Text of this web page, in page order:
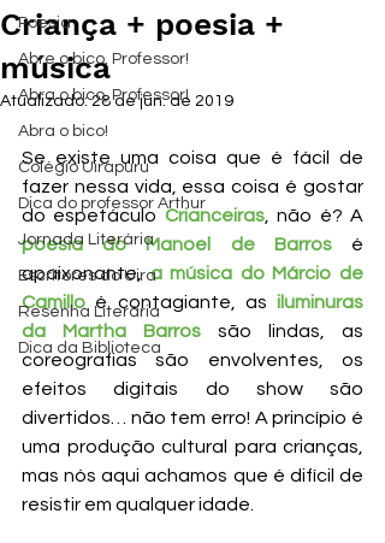
Poesia
Abre o bico, Professor!
Abra o bico, Professor!
Abra o bico!
Colégio Uirapuru
Dica do professor Arthur
Jornada Literária
Escritores do Uira
Resenha Literária
Dica da Biblioteca
Criança + poesia +
música
Atualizado:28 de jun. de 2019
Se existe uma coisa que é fácil de
fazer nessa vida, essa coisa é gostar
do espetáculo Crianceiras
poesia do Manoel de Barros é
apaixonante, a música do Márcio de
Camillo é contagiante, as iluminuras
da Martha Barros são lindas, as
coreografias são envolventes, os
efeitos digitais do show são
divertidos… não tem erro! A princípio é
uma produção cultural para crianças,
mas nós aqui achamos que é difícil de
resistir em qualquer idade.